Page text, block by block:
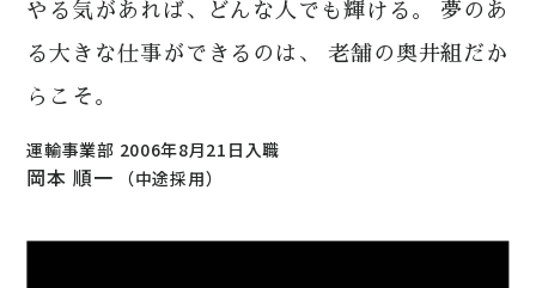
やる気があれば、どんな人でも輝ける。
夢のあ
る大きな仕事ができるのは、
老舗の奥井組だか
らこそ。
運輸事業部 2006年8月21日入職
岡本 順一 （中途採用）